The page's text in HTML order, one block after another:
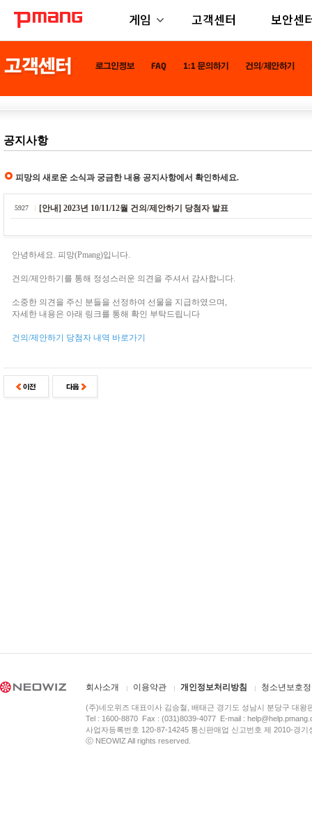
게임 고객센터 보안센
공지사항
피망의 새로운 소식과 궁금한 내용 공지사항에서 확인하세요.
5927 [안내] 2023년 10/11/12월 건의/제안하기 당첨자 발표
안녕하세요. 피망(Pmang)입니다.
건의/제안하기를 통해 정성스러운 의견을 주셔서 감사합니다.
소중한 의견을 주신 분들을 선정하여 선물을 지급하였으며,
자세한 내용은 아래 링크를 통해 확인 부탁드립니다
건의/제안하기 당첨자 내역 바로가기
회사소개 이용약관 개인정보처리방침 청소년보호
(주)네오위즈 대표이사 김승철, 배태근 경기도 성남시 분당구 대왕
Tel : 1600-8870 Fax : (031)8039-4077 E-mail :
사업자등록번호 120-87-14245 통신판매업 신고번호 제 2010-경
ⓒ NEOWIZ All rights reserved.